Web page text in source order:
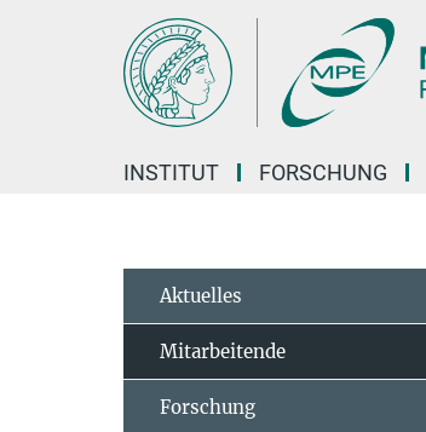
INSTITUT FORSCHUNG
Aktuelles
Mitarbeitende
Forschung